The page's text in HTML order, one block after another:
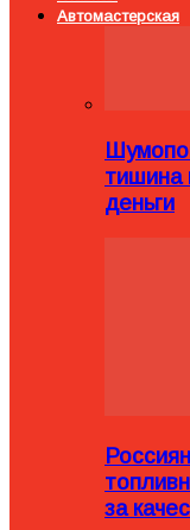
Автомастерская
тишина
деньги
за